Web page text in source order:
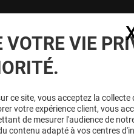
sur les
!
VOTRE VIE
ce site, vous acceptez la collecte
votre expérience client, vous
de mesurer l'audience de
contenu adapté à vos centres